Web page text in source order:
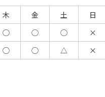
木 金 土
日
◯ ◯ ◯
×
◯ ◯ △
×